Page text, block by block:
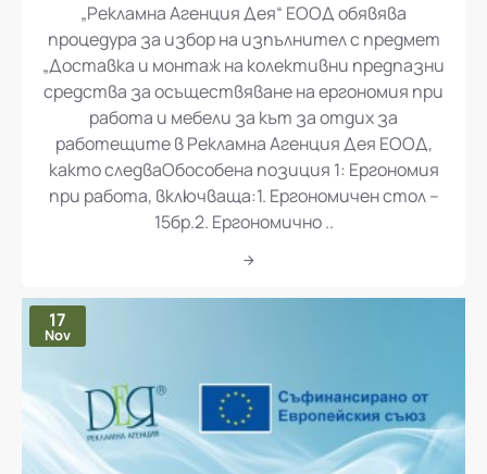
„Рекламна Агенция Дея“ ЕООД обявява
процедура за избор на изпълнител с предмет
„Доставка и монтаж на колективни предпазни
средства за осъществяване на ергономия при
работа и мебели за кът за отдих за
работещите в Рекламна Агенция Дея ЕООД,
както следваОбособена позиция 1: Ергономия
при работа, включваща:1. Ергономичен стол –
15бр.2. Ергономично ..
17
Nov